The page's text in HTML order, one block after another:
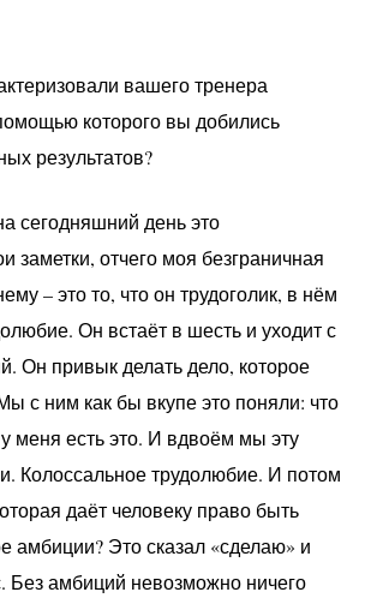
вашего тренера
которого вы добились
результатов?
сегодняшний день это
заметки, отчего моя безграничная
– это то, что он трудоголик, в нём
Он встаёт в шесть и уходит с
Он привык делать дело, которое
с ним как бы вкупе это поняли: что
у меня есть это. И вдвоём мы эту
Колоссальное трудолюбие. И потом
даёт человеку право быть
амбиции? Это сказал «сделаю» и
Без амбиций невозможно ничего